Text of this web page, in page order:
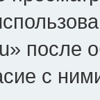
после
с